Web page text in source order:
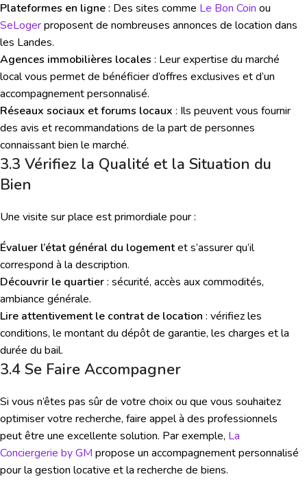
Plateformes en ligne: Des sites comme Le Bon Coin ou
SeLogerproposent de nombreuses annonces de location dans
les Landes.
Agences immobilières locales : Leur expertise du marché
local vous permet de bénéficier d’offres exclusives et d’un
accompagnement personnalisé.
Réseaux sociaux et forums locaux : Ils peuvent vous fournir
des avis et recommandations de la part de personnes
connaissant bien le marché.
3.3 Vérifiez la Qualité et la Situation du
Bien
Une visite sur place est primordiale pour :
Évaluer l’état général du logementet s’assurer qu’il
correspond à la description.
Découvrir le quartier: sécurité, accès aux commodités,
ambiance générale.
Lire attentivement le contrat de location : vérifiez les
conditions, le montant du dépôt de garantie, les charges et la
durée du bail.
3.4 Se Faire Accompagner
Si vous n’êtes pas sûr de votre choix ou que vous souhaitez
optimiser votre recherche, faire appel à des professionnels
peut être une excellente solution. Par exemple, La
Conciergerie by GM propose un accompagnement personnalisé
pour la gestion locative et la recherche de biens.